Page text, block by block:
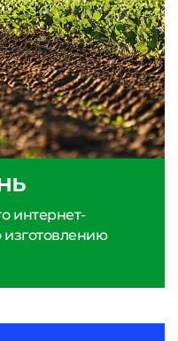
интернет-
изготовлению